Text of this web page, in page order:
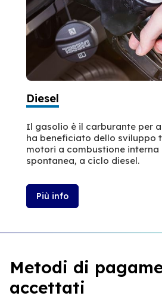
Diesel
Il gasolio è il carburante per
ha beneficiato dello sviluppo
motori a combustione interna
spontanea, a ciclo diesel.
Più info
Metodi di
accettati